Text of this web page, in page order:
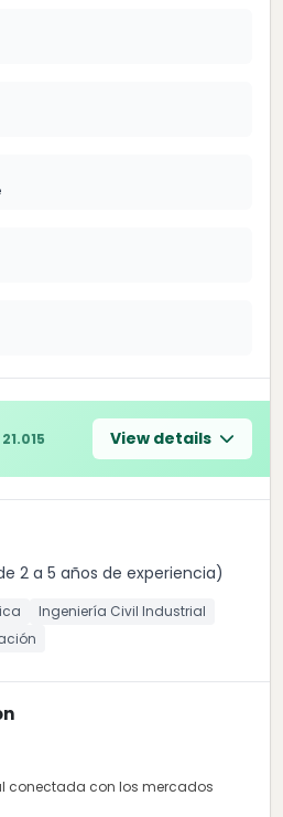
View details
2 a 5 años de experiencia)
Ingeniería Civil Industrial
conectada con los mercados